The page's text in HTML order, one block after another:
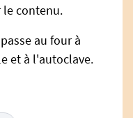
le contenu.
au four à
et à l'autoclave.